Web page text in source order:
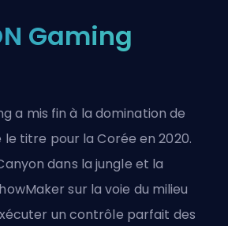
Gaming
a mis fin à la domination de
le titre pour la Corée en 2020.
dans la jungle et la
sur la voie du milieu
un contrôle parfait des